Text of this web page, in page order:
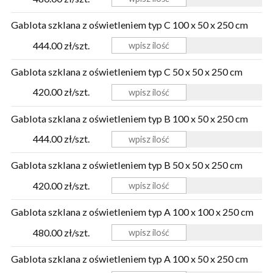
Gablota szklana z oświetleniem typ C 100 x 50 x 250 cm
444.00 zł/szt.
Gablota szklana z oświetleniem typ C 50 x 50 x 250 cm
420.00 zł/szt.
Gablota szklana z oświetleniem typ B 100 x 50 x 250 cm
444.00 zł/szt.
Gablota szklana z oświetleniem typ B 50 x 50 x 250 cm
420.00 zł/szt.
Gablota szklana z oświetleniem typ A 100 x 100 x 250 cm
480.00 zł/szt.
Gablota szklana z oświetleniem typ A 100 x 50 x 250 cm